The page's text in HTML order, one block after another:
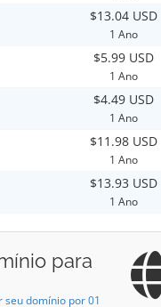
$13.04 USD
1 Ano
$5.99 USD
1 Ano
$4.49 USD
1 Ano
$11.98 USD
1 Ano
$13.93 USD
1 Ano
para
domínio por 01